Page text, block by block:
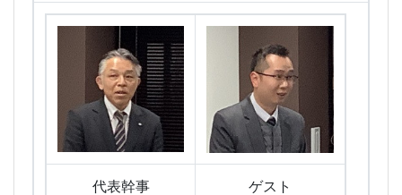
代表幹事
ゲスト